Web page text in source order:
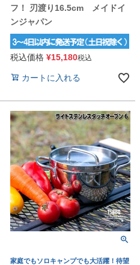
フ！ 刃渡り16.5cm メイドイ
ンジャパン
税込価格 ¥15,180税込
カートに入れる
家庭でもソロキャンプでも大活躍！待望